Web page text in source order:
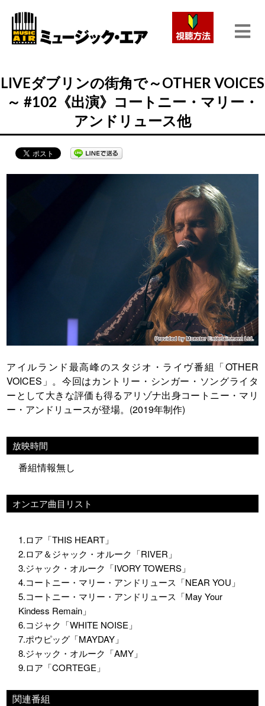
LIVEダブリンの街角で～OTHER VOICES
～ #102《出演》コートニー・マリー・
アンドリュース他
アイルランド最高峰のスタジオ・ライヴ番組「OTHER
VOICES」。今回はカントリー・シンガー・ソングライタ
ーとして大きな評価も得るアリゾナ出身コートニー・マリ
ー・アンドリュースが登場。(2019年制作)
放映時間
番組情報無し
オンエア曲目リスト
1.ロア「THIS HEART」
2.ロア＆ジャック・オルーク「RIVER」
3.ジャック・オルーク「IVORY TOWERS」
4.コートニー・マリー・アンドリュース「NEAR YOU」
5.コートニー・マリー・アンドリュース「May Your
Kindess Remain」
6.コジャク「WHITE NOISE」
7.ポウピッグ「MAYDAY」
8.ジャック・オルーク「AMY」
9.ロア「CORTEGE」
関連番組